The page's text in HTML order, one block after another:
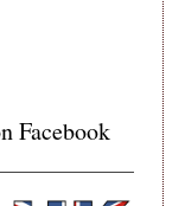
Facebook